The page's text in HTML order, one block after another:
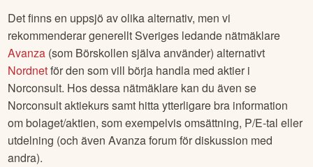
Det finns en uppsjö av olika alternativ, men vi
rekommenderar generellt Sveriges ledande nätmäklare
Avanza (som Börskollen själva använder) alternativt
Nordnetför den som vill börja handla med aktier i
Norconsult. Hos dessa nätmäklare kan du även se
Norconsultaktiekurs samt hitta ytterligare bra information
om bolaget/aktien, som exempelvis omsättning, P/E-tal eller
utdelning (och även Avanza forum för diskussion med
andra).